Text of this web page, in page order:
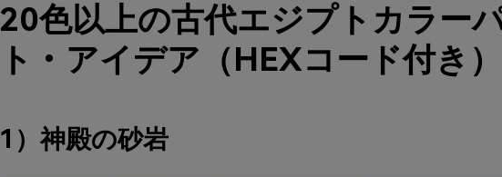
20色以上の古代エジプトカラー
ト・アイデア（HEXコード付き）
1）神殿の砂岩